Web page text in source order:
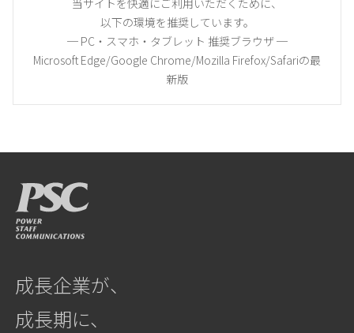
以下の環境を推奨しています。
─ PC・スマホ・タブレット 推奨ブラウザ ─
Microsoft Edge/Google Chrome/Mozilla Firefox/Safariの最
新版
成長企業が、
成長期に、